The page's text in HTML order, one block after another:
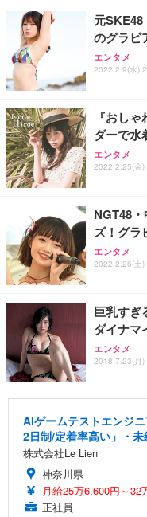
元
のグラビ
エンタメ
2022.2.9(水)
『おし
ダーで水
エンタメ
2022.2.25(金)
NGT48
ズ！グラ
エンタメ
2022.2.26(土)
巨乳すぎ
ダイナマ
エンタメ
2018.7.23(月)
AIゲームテストエンジ
2日制/定着率高い」・
株式会社Le Lien
神奈川県
月給25万6,600円～32
正社員